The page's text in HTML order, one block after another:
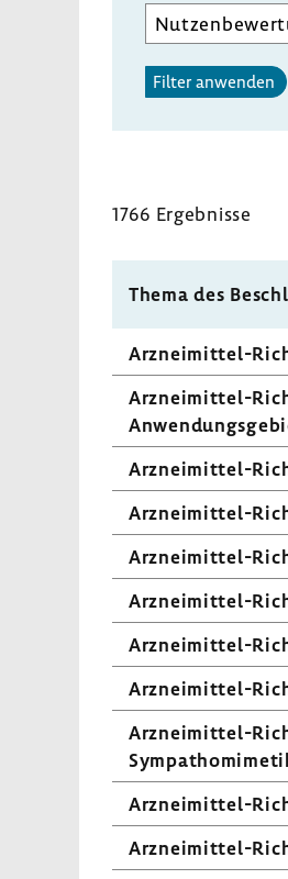
des
gewählten
auswählen
Filter anwenden
1766 Ergeb­nisse
Thema des
Arzneimittel-​
Arzneimittel-​
Arzneimittel-​
Arzneimittel-​
Arzneimittel-​
Arzneimittel-​
Arzneimittel-​
Arzneimittel-​
Arzneimittel-​
Arzneimittel-​
Arzneimittel-​